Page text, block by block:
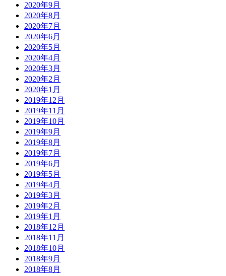
2020年9月
2020年8月
2020年7月
2020年6月
2020年5月
2020年4月
2020年3月
2020年2月
2020年1月
2019年12月
2019年11月
2019年10月
2019年9月
2019年8月
2019年7月
2019年6月
2019年5月
2019年4月
2019年3月
2019年2月
2019年1月
2018年12月
2018年11月
2018年10月
2018年9月
2018年8月